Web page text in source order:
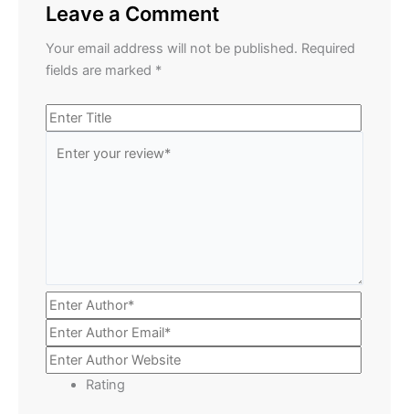
Leave a Comment
Your email address will not be published. Required
fields are marked *
Rating